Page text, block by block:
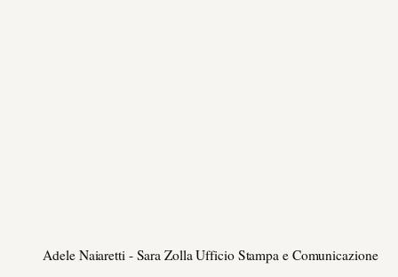
Adele Naiaretti - Sara Zolla Ufficio Stampa e Comunicazione